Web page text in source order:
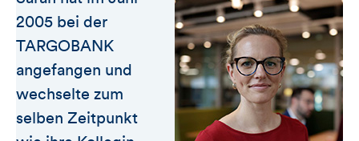
2005 bei der
TARGOBANK
angefangen und
wechselte zum
selben Zeitpunkt